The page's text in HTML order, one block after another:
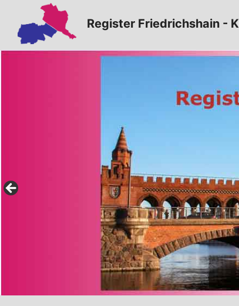
Inhalt
springen
Register Friedrichshain -